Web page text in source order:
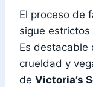
El proceso de
sigue
Es destacable
crueldad y
de Victoria’s